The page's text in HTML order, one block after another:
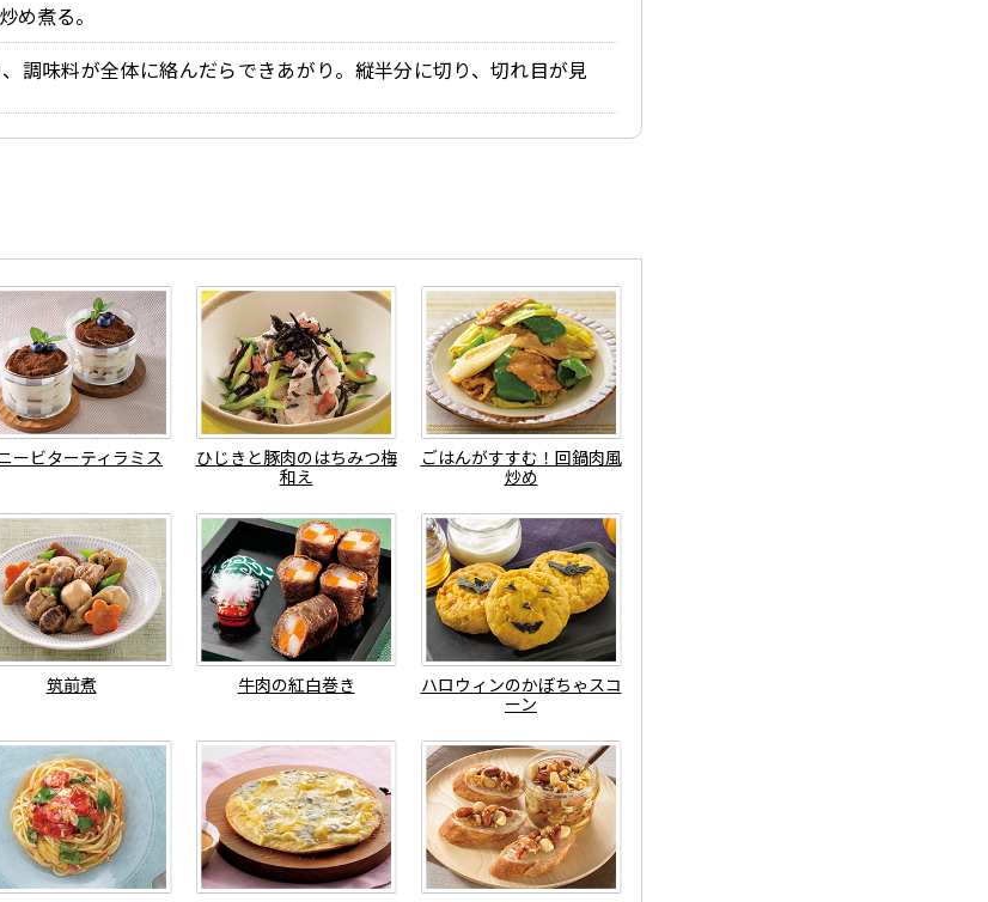
め煮る。
調味料が全体に絡んだらできあがり。縦半分に切り、切れ目が見
ービターティラミス
ひじきと豚肉のはちみつ梅
和え
ごはんがすすむ！回鍋肉風
炒め
筑前煮 牛肉の紅白巻き
ハロウィンのかぼちゃスコ
ーン